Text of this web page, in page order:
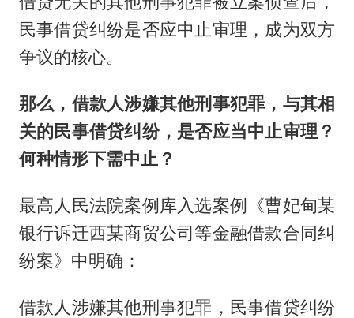
民事借贷纠纷是否应中止审理，成为双方
争议的核心。
那么，借款人涉嫌其他刑事犯罪，与其相
关的民事借贷纠纷，是否应当中止审理？
何种情形下需中止？
最高人民法院案例库入选案例《曹妃甸某
银行诉迁西某商贸公司等金融借款合同纠
纷案》中明确：
借款人涉嫌其他刑事犯罪，民事借贷纠纷